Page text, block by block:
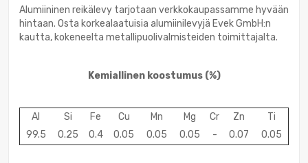
Alumiininen reikälevy tarjotaan verkkokaupassamme hyvään
hintaan. Osta korkealaatuisia alumiinilevyjä Evek GmbH:n
kautta, kokeneelta metallipuolivalmisteiden toimittajalta.
Kemiallinen koostumus (%)
Al Si Fe Cu Mn Mg Cr Zn
Ti
99.5
0.25 0.4 0.05 0.05 0.05 - 0.07 0.05